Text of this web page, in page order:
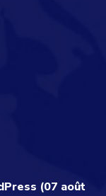
(07 août